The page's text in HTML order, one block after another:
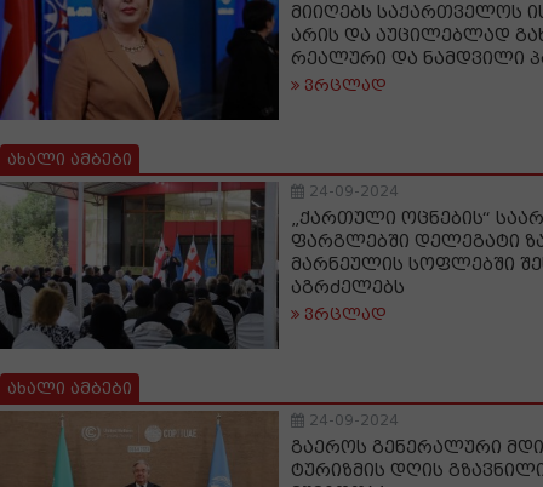
მიიღებს საქართველოს
არის და აუცილებლად
რეალური და ნამდვილი
ვრცლად
ახალი ამბები
24-09-2024
„ქართული ოცნების“
ფარგლებში დელეგატი
მარნეულის სოფლებში
აგრძელებს
ვრცლად
ახალი ამბები
24-09-2024
გაეროს გენერალური
ტურიზმის დღის